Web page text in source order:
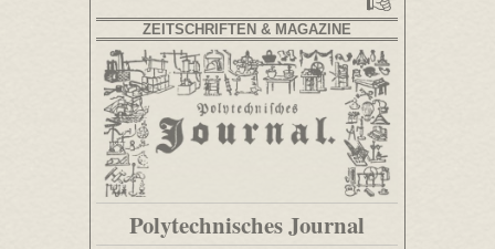
ZEITSCHRIFTEN & MAGAZINE
Polytechnisches Journal